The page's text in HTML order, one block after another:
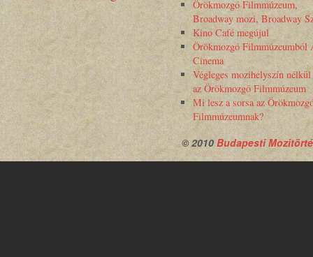
Örökmozgó Filmmúzeum,
Broadway mozi, Broadway
Kino Café megújul
Örökmozgó Filmmúzeumból
Cinema
Végleges mozihelyszín nélkül
az Örökmozgó Filmmúzeum
Mi lesz a sorsa az
Filmmúzeumnak?
© 2010 Budapesti